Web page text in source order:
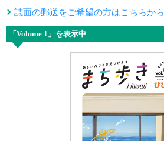
誌面の郵送をご希望の方はこちらから
「Volume 1」を表示中